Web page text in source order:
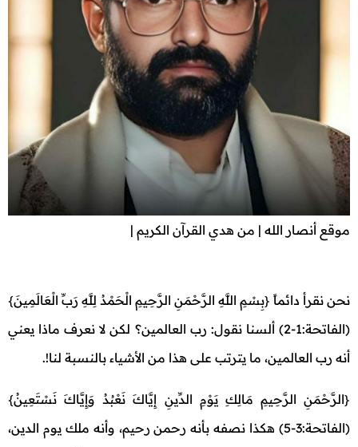
موقع أنصار الله | من هدي القرآن الكريم |
نحن نقرأ دائماً {بِسْمِ اللَّهِ الرَّحْمَنِ الرَّحِيمِ الْحَمْدُ لِلَّهِ رَبِّ الْعَالَمِينَ}
(الفاتحة:1-2) ألسنا نقول: رب العالمين؟ لكن لا نعرف ماذا يعني
أنه رب العالمين، ما يترتب على هذا من الأشياء بالنسبة لنا!.
{الرَّحْمَنِ الرَّحِيمِ مَالِكِ يَوْمِ الدِّينِ إِيَّاكَ نَعْبُدُ وَإِيَّاكَ نَسْتَعِينُ}
(الفاتحة:3-5) هكذا نصفه بأنه رحمن رحيم، وأنه ملك يوم الدين،